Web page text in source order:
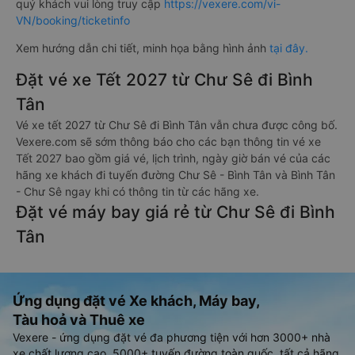
quý khách vui lòng truy cập https://vexere.com/vi-
VN/booking/ticketinfo
Xem hướng dẫn chi tiết, minh họa bằng hình ảnh tại đây.
Đặt vé xe Tết 2027 từ Chư Sê đi Bình
Tân
Vé xe tết 2027 từ Chư Sê đi Bình Tân vẫn chưa được công bố.
Vexere.com sẽ sớm thông báo cho các bạn thông tin vé xe
Tết 2027 bao gồm giá vé, lịch trình, ngày giờ bán vé của các
hãng xe khách đi tuyến đường Chư Sê - Bình Tân và Bình Tân
- Chư Sê ngay khi có thông tin từ các hãng xe.
Đặt vé máy bay giá rẻ từ Chư Sê đi Bình
Tân
Ứng dụng đặt vé Xe khách, Máy bay,
Tàu hoả và Thuê xe
Vexere - ứng dụng đặt vé đa phương tiện với hơn 3000+ nhà